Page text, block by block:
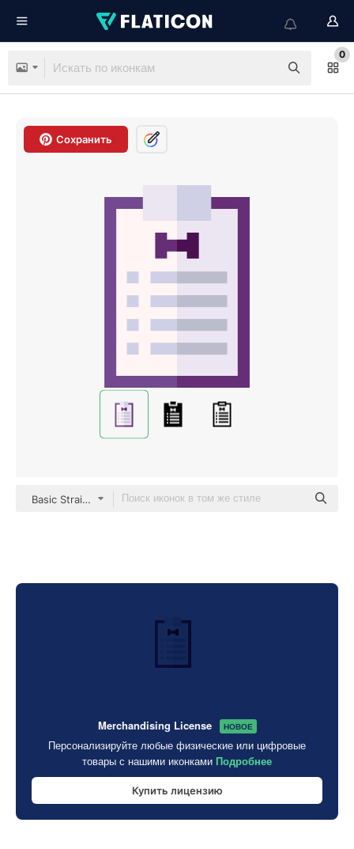
0
Сохранить
Basic Straight Flat
Merchandising License НОВОЕ
Персонализируйте любые физические или цифровые
товары с нашими иконками Подробнее
Купить лицензию